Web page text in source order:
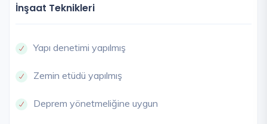
İnşaat Teknikleri
Yapı denetimi yapılmış
Zemin etüdü yapılmış
Deprem yönetmeliğine uygun